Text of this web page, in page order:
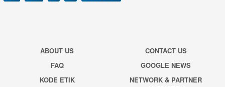
ABOUT US
CONTACT US
FAQ
GOOGLE NEWS
KODE ETIK
NETWORK & PARTNER